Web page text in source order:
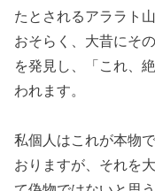
たとされるアララト
おそらく、大昔にそ
を発見し、「これ、
われます。
私個人はこれが本物
おりますが、それを